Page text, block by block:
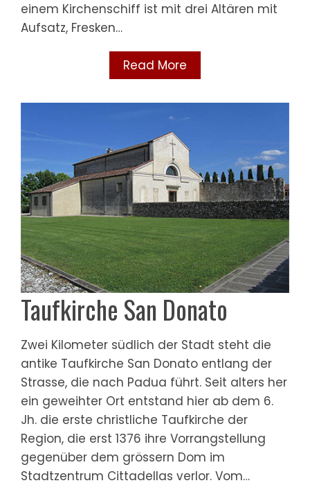
einem Kirchenschiff ist mit drei Altären mit
Aufsatz, Fresken…
Read More
Taufkirche San Donato
Zwei Kilometer südlich der Stadt steht die
antike Taufkirche San Donato entlang der
Strasse, die nach Padua führt. Seit alters her
ein geweihter Ort entstand hier ab dem 6.
Jh. die erste christliche Taufkirche der
Region, die erst 1376 ihre Vorrangstellung
gegenüber dem grössern Dom im
Stadtzentrum Cittadellas verlor. Vom…